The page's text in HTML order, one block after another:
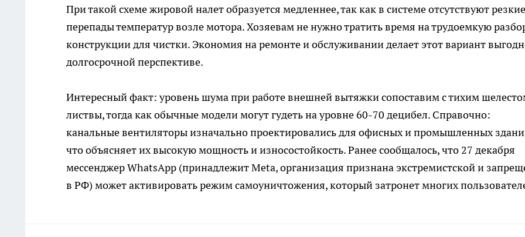
При такой схеме жировой налет образуется медленнее, так как в системе отсутствуют резкие
перепады температур возле мотора. Хозяевам не нужно тратить время на трудоемкую
конструкции для чистки. Экономия на ремонте и обслуживании делает этот вариант
долгосрочной перспективе.
Интересный факт: уровень шума при работе внешней вытяжки сопоставим с тихим
листвы, тогда как обычные модели могут гудеть на уровне 60-70 децибел. Справочно:
канальные вентиляторы изначально проектировались для офисных и промышленных
что объясняет их высокую мощность и износостойкость. Ранее сообщалось, что 27 декабря
мессенджер WhatsApp (принадлежит Meta, организация признана экстремистской и
в РФ) может активировать режим самоуничтожения, который затронет многих